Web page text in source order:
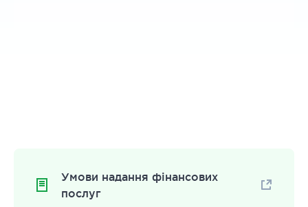
Умови надання фінансових
послуг